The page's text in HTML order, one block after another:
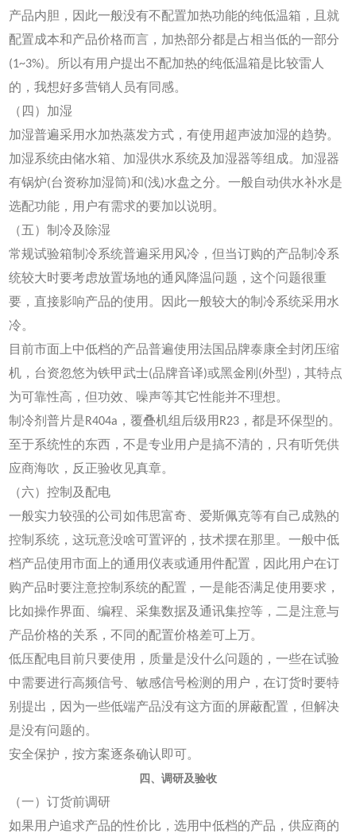
产品内胆，因此一般没有不配置加热功能的纯低温箱，且就
配置成本和产品价格而言，加热部分都是占相当低的一部分
(1~3%)。所以有用户提出不配加热的纯低温箱是比较雷人
的，我想好多营销人员有同感。
（四）加湿
加湿普遍采用水加热蒸发方式，有使用超声波加湿的趋势。
加湿系统由储水箱、加湿供水系统及加湿器等组成。加湿器
有锅炉(台资称加湿筒)和(浅)水盘之分。一般自动供水补水是
选配功能，用户有需求的要加以说明。
（五）制冷及除湿
常规试验箱制冷系统普遍采用风冷，但当订购的产品制冷系
统较大时要考虑放置场地的通风降温问题，这个问题很重
要，直接影响产品的使用。因此一般较大的制冷系统采用水
冷。
目前市面上中低档的产品普遍使用法国品牌泰康全封闭压缩
机，台资忽悠为铁甲武士(品牌音译)或黑金刚(外型)，其特点
为可靠性高，但功效、噪声等其它性能并不理想。
制冷剂普片是R404a，覆叠机组后级用R23，都是环保型的。
至于系统性的东西，不是专业用户是搞不清的，只有听凭供
应商海吹，反正验收见真章。
（六）控制及配电
一般实力较强的公司如伟思富奇、爱斯佩克等有自己成熟的
控制系统，这玩意没啥可置评的，技术摆在那里。一般中低
档产品使用市面上的通用仪表或通用件配置，因此用户在订
购产品时要注意控制系统的配置，一是能否满足使用要求，
比如操作界面、编程、采集数据及通讯集控等，二是注意与
产品价格的关系，不同的配置价格差可上万。
低压配电目前只要使用，质量是没什么问题的，一些在试验
中需要进行高频信号、敏感信号检测的用户，在订货时要特
别提出，因为一些低端产品没有这方面的屏蔽配置，但解决
是没有问题的。
安全保护，按方案逐条确认即可。
四、调研及验收
（一）订货前调研
如果用户追求产品的性价比，选用中低档的产品，供应商的